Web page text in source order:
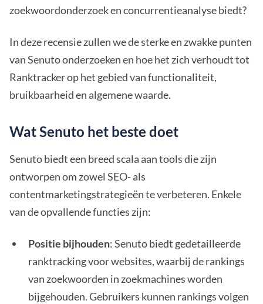
zoekwoordonderzoek en concurrentieanalyse biedt?
In deze recensie zullen we de sterke en zwakke punten
van Senuto onderzoeken en hoe het zich verhoudt tot
Ranktracker op het gebied van functionaliteit,
bruikbaarheid en algemene waarde.
Wat Senuto het beste doet
Senuto biedt een breed scala aan tools die zijn
ontworpen om zowel SEO- als
contentmarketingstrategieën te verbeteren. Enkele
van de opvallende functies zijn:
Positie bijhouden: Senuto biedt gedetailleerde
ranktracking voor websites, waarbij de rankings
van zoekwoorden in zoekmachines worden
bijgehouden. Gebruikers kunnen rankings volgen